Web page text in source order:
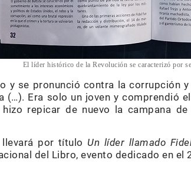
El líder histórico de la Revolución se caracterizó por
y se pronunció contra la corrupción
(…). Era solo un joven y comprendió
repicar de nuevo la campana
por título Un líder llamado
del Libro, evento dedicado en